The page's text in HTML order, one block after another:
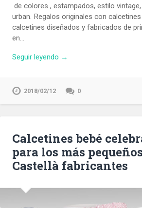
de colores , estampados, estilo
urban. Regalos originales con
calcetines diseñados y fabricados de
en…
Seguir leyendo →
2018/02/12 0
Calcetines bebé
para los más
Castellà fabricantes